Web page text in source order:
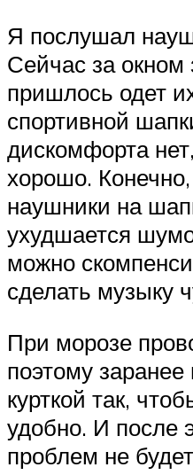
Я послушал
Сейчас за
пришлось одет
спортивной
дискомфорта
хорошо.
наушники на
ухудшается
можно
сделать музыку
При морозе
поэтому
курткой так,
удобно. И после
проблем не